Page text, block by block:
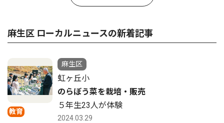
麻生区 ローカルニュースの新着記事
教育
麻生区
虹ヶ丘小
のらぼう菜を栽培・販売
５年生23人が体験
2024.03.29